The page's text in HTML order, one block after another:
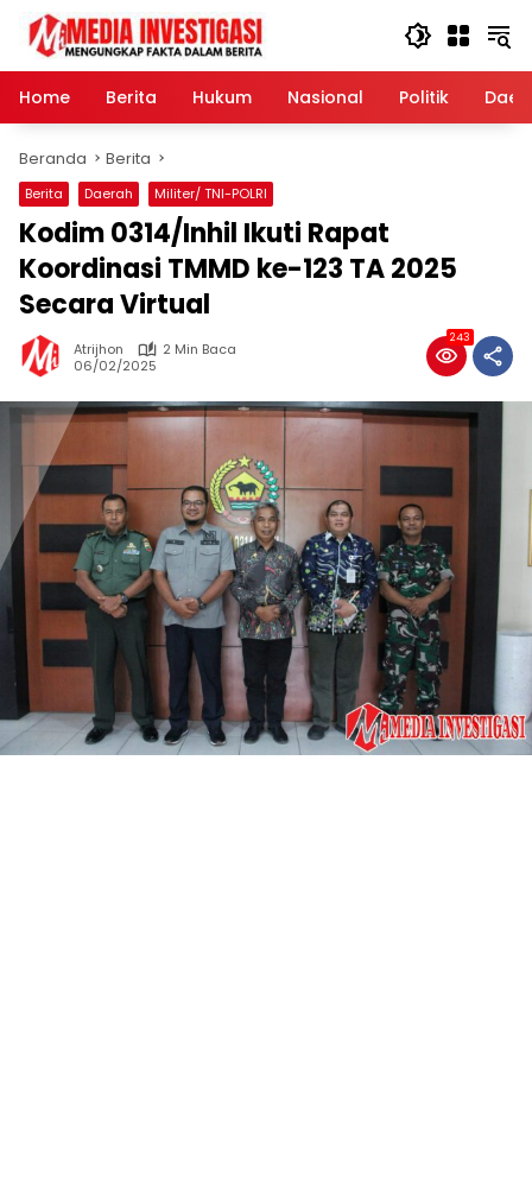
Langsung
konten
Home
Berita Hukum Nasional Politik
Beranda Berita
Berita Daerah Militer/ TNI-POLRI
Kodim 0314/Inhil Ikuti Rapat
Koordinasi TMMD ke-123 TA 2025
Secara Virtual
Atrijhon
2 Min Baca
06/02/2025
243